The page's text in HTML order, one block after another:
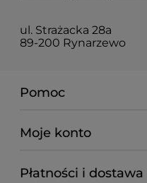
ul. Strażacka 28a
89-200 Rynarzewo
Pomoc
Moje konto
Płatności i dostawa